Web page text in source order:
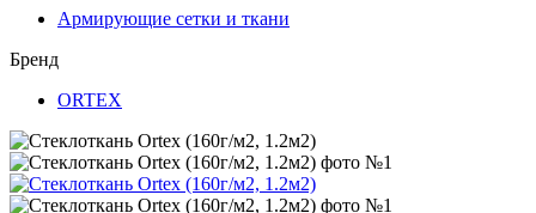
Армирующие сетки и ткани
Бренд
ORTEX